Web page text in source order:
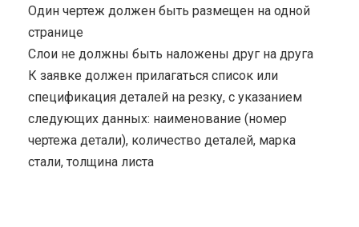
Один чертеж должен быть размещен на одной
странице
Cлои не должны быть наложены друг на друга
К заявке должен прилагаться список или
спецификация деталей на резку, с указанием
следующих данных: наименование (номер
чертежа детали), количество деталей, марка
стали, толщина листа